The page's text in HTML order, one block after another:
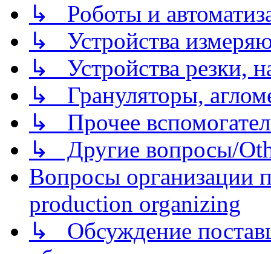
↳ Роботы и
↳ Устройства
↳ Устройства резки,
↳ Грануляторы,
↳ Прочее
↳ Другие вопросы/
Вопросы организации
production organizing
↳ Обсуждение